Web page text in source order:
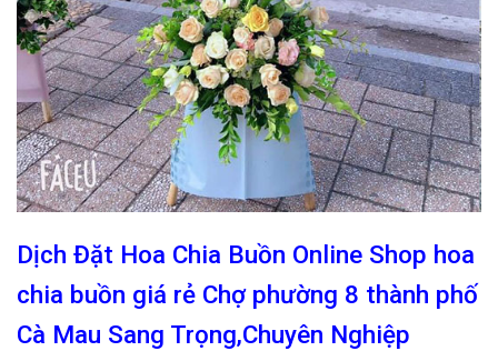
Dịch Đặt Hoa Chia Buồn Online Shop hoa
chia buồn giá rẻ Chợ phường 8 thành phố
Cà Mau Sang Trọng,Chuyên Nghiệp